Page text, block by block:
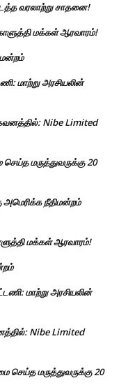
வரலாற்று சாதனை!
மக்கள் ஆரவாரம்!
மாற்று அரசியலின்
கவனத்தில்: Nibe Limited
மருத்துவருக்கு 20
அமெரிக்க நீதிமன்றம்
மக்கள் ஆரவாரம்!
மாற்று அரசியலின்
Nibe Limited
செய்த மருத்துவருக்கு 20